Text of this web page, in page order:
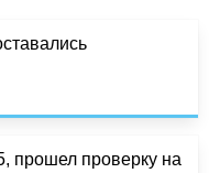
прошел проверку на